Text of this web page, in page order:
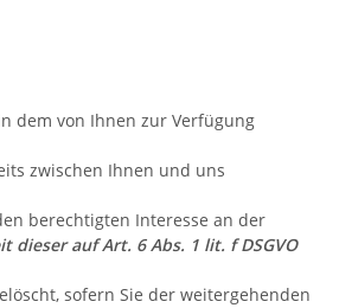
dem von Ihnen zur Verfügung
zwischen Ihnen und uns
berechtigten Interesse an der
dieser auf Art. 6 Abs. 1 lit. f DSGVO
sofern Sie der weitergehenden